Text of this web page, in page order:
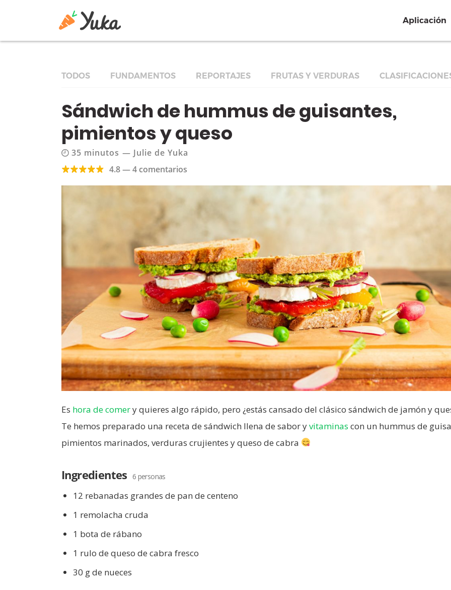
Aplicación
TODOS FUNDAMENTOS REPORTAJES FRUTAS Y VERDURAS
Sándwich de hummus de guisantes,
pimientos y queso
35 minutos — Julie de Yuka
4.8 — 4 comentarios
Es hora de comery quieres algo rápido, pero ¿estás cansado del clásico sándwich de jamón y
Te hemos preparado una receta de sándwich llena de sabor yvitaminas con un hummus de
pimientos marinados, verduras crujientes y queso de cabra
Ingredientes 6 personas
12 rebanadas grandes de pan de centeno
1 remolacha cruda
1 bota de rábano
1 rulo de queso de cabra fresco
30 g de nueces